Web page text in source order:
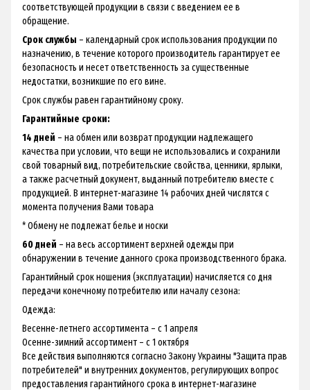
соответствующей продукции в связи с введением ее в
обращение.
Срок службы – календарный срок использования продукции по
назначению, в течение которого производитель гарантирует ее
безопасность и несет ответственность за существенные
недостатки, возникшие по его вине.
Срок службы равен гарантийному сроку.
Гарантийные сроки:
14 дней – на обмен или возврат продукции надлежащего
качества при условии, что вещи не использовались и сохранили
свой товарный вид, потребительские свойства, ценники, ярлыки,
а также расчетный документ, выданный потребителю вместе с
продукцией. В интернет-магазине 14 рабочих дней числятся с
момента получения Вами товара
* Обмену не подлежат белье и носки
60 дней – на весь ассортимент верхней одежды при
обнаружении в течение данного срока производственного брака.
Гарантийный срок ношения (эксплуатации) начисляется со дня
передачи конечному потребителю или началу сезона:
Одежда:
Весенне-летнего ассортимента – с 1 апреля
Осенне-зимний ассортимент – с 1 октября
Все действия выполняются согласно Закону Украины "Защита прав
потребителей" и внутренних документов, регулирующих вопрос
предоставления гарантийного срока в интернет-магазине